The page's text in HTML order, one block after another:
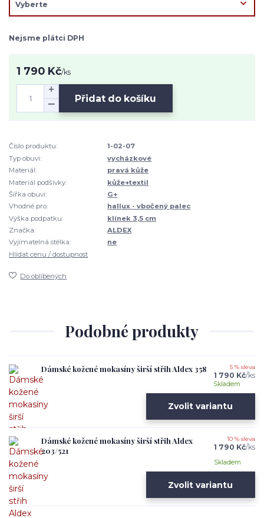
Nejsme plátci DPH
1 790 Kč/ks
Přidat do košíku
Číslo produktu:
1-02-07
Typ obuvi:
vycházkové
Materiál:
pravá kůže
Materiál podšívky:
kůže+textil
Šířka obuvi:
G+
Vhodné pro:
hallux - vbočený palec
Výška podpatku:
klínek 3,5 cm
Značka:
ALDEX
Vyjímatelná stélka:
ne
Hlídat cenu / dostupnost
Do oblíbených
Podobné produkty
Dámské kožené mokasíny širší střih Aldex 358 5 % sleva
1 790 Kč/ks
Skladem
Zvolit variantu
Dámské kožené mokasíny širší střih Aldex
203/521
10 % sleva
1 790 Kč/ks
Skladem
Zvolit variantu